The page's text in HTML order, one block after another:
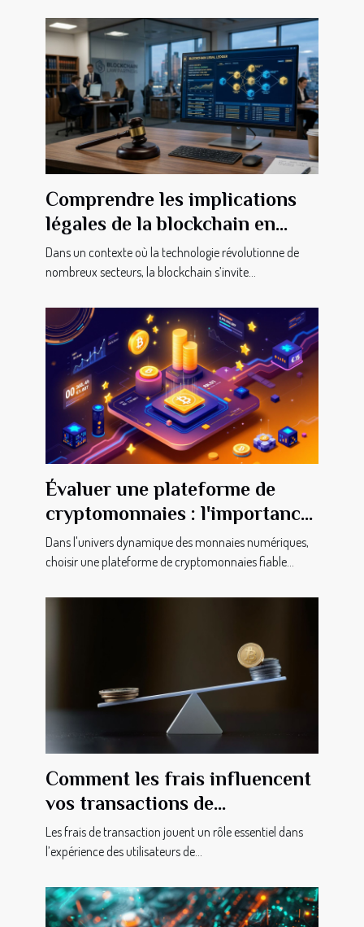
Comprendre les implications
légales de la blockchain en
transactions immobilières
Dans un contexte où la technologie révolutionne de
nombreux secteurs, la blockchain s’invite...
Évaluer une plateforme de
cryptomonnaies : l'importance
des avis clients
Dans l'univers dynamique des monnaies numériques,
choisir une plateforme de cryptomonnaies fiable...
Comment les frais influencent
vos transactions de
cryptomonnaie ?
Les frais de transaction jouent un rôle essentiel dans
l’expérience des utilisateurs de...